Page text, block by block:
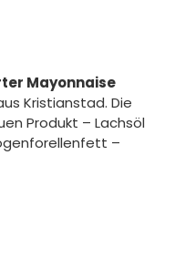
Mayonnaise
Kristianstad. Die
Produkt – Lachsöl
–